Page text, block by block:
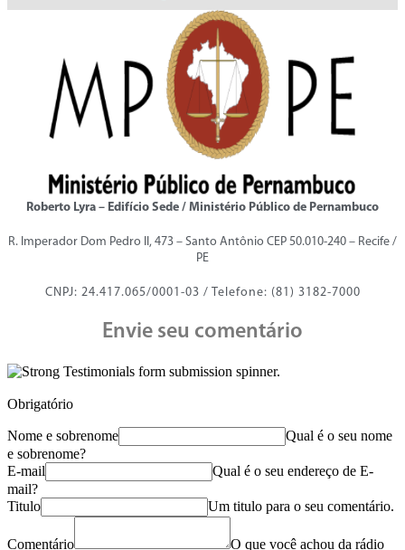
Roberto Lyra – Edifício Sede / Ministério Público de Pernambuco
R. Imperador Dom Pedro II, 473 – Santo Antônio CEP 50.010-240 – Recife /
PE
CNPJ: 24.417.065/0001-03 / Telefone: (81) 3182-7000
Envie seu comentário
Obrigatório
Nome e sobrenome
Qual é o seu nome
e sobrenome?
E-mail
Qual é o seu endereço de E-
mail?
Titulo
Um titulo para o seu comentário.
Comentário O que você achou da rádio